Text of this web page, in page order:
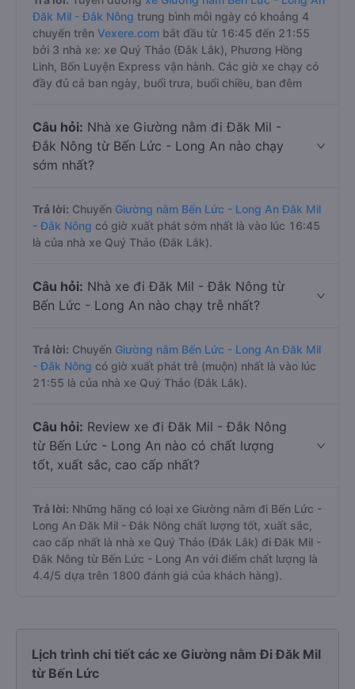
Đăk Mil - Đắk Nông trung bình mỗi ngày có khoảng 4
chuyến trên Vexere.com bắt đầu từ 16:45 đến 21:55
bởi 3 nhà xe: xe Quý Thảo (Đắk Lắk), Phương Hồng
Linh, Bốn Luyện Express vận hành. Các giờ xe chạy có
đầy đủ cả ban ngày, buổi trưa, buổi chiều, ban đêm
Câu hỏi: Nhà xe Giường nằm đi Đăk Mil -
Đắk Nông từ Bến Lức - Long An nào chạy
sớm nhất?
Trả lời: Chuyến Giường nằm Bến Lức - Long An Đăk Mil
- Đắk Nông có giờ xuất phát sớm nhất là vào lúc 16:45
là của nhà xe Quý Thảo (Đắk Lắk).
Câu hỏi: Nhà xe đi Đăk Mil - Đắk Nông từ
Bến Lức - Long An nào chạy trễ nhất?
Trả lời: Chuyến Giường nằm Bến Lức - Long An Đăk Mil
- Đắk Nông có giờ xuất phát trễ (muộn) nhất là vào lúc
21:55 là của nhà xe Quý Thảo (Đắk Lắk).
Câu hỏi: Review xe đi Đăk Mil - Đắk Nông
từ Bến Lức - Long An nào có chất lượng
tốt, xuất sắc, cao cấp nhất?
Trả lời: Những hãng có loại xe Giường nằm đi Bến Lức -
Long An Đăk Mil - Đắk Nông chất lượng tốt, xuất sắc,
cao cấp nhất là nhà xe Quý Thảo (Đắk Lắk) đi Đăk Mil -
Đắk Nông từ Bến Lức - Long An với điểm chất lượng là
4.4/5 dựa trên 1800 đánh giá của khách hàng).
Lịch trình chi tiết các xe Giường nằm Đi Đăk Mil
từ Bến Lức